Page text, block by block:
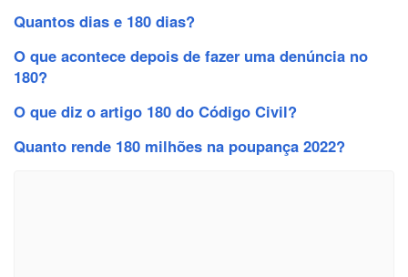
Quantos dias e 180 dias?
O que acontece depois de fazer uma denúncia no
180?
O que diz o artigo 180 do Código Civil?
Quanto rende 180 milhões na poupança 2022?